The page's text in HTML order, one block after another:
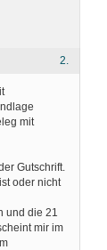
2.
mit
Gutschrift.
oder nicht
und die 21
mir im